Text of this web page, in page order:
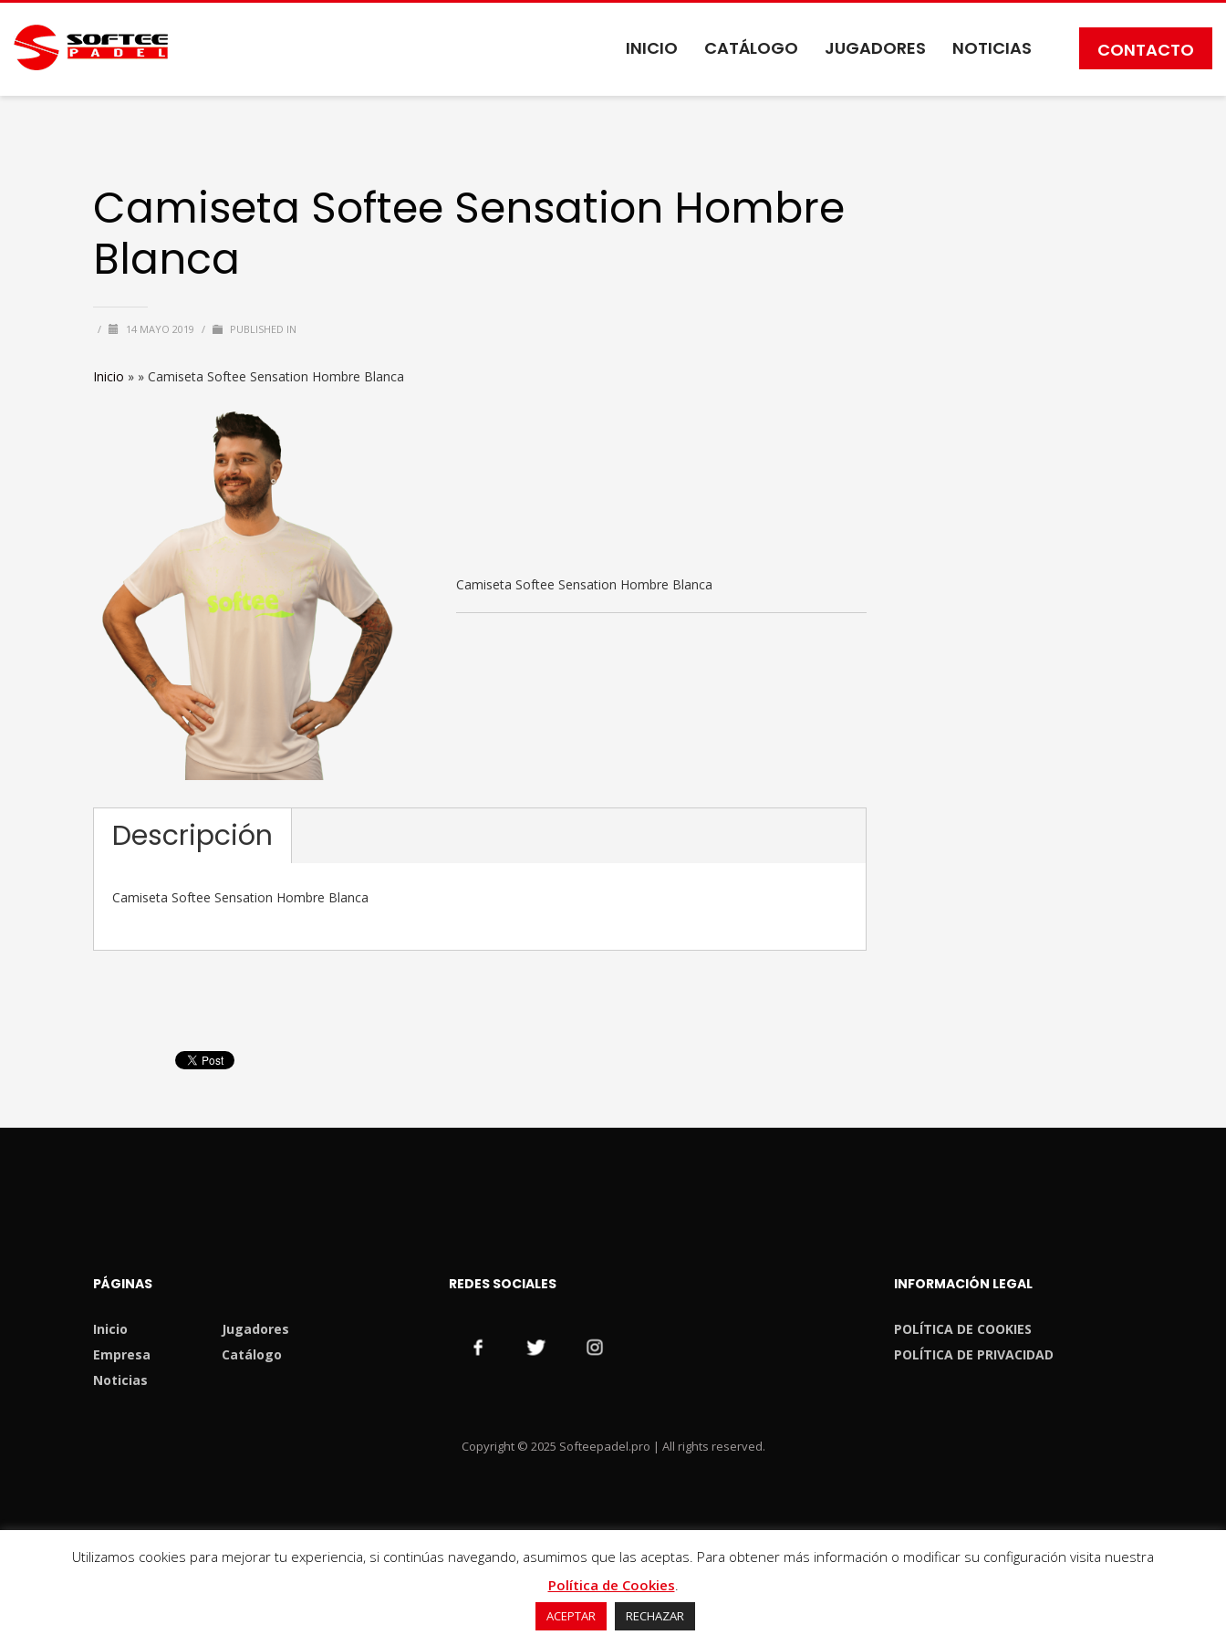
INICIO CATÁLOGO JUGADORES NOTICIAS CONTACTO
Camiseta Softee Sensation Hombre
Blanca
/ 14 MAYO 2019 / PUBLISHED IN
Inicio » » Camiseta Softee Sensation Hombre Blanca
Camiseta Softee Sensation Hombre Blanca
Descripción
Camiseta Softee Sensation Hombre Blanca
PÁGINAS
Inicio
Jugadores
Empresa
Catálogo
Noticias
REDES SOCIALES
Copyright © 2025 Softeepadel.pro | All rights reserved.
INFORMACIÓN LEGAL
POLÍTICA DE COOKIES
POLÍTICA DE PRIVACIDAD
Utilizamos cookies para mejorar tu experiencia, si continúas navegando, asumimos que las aceptas. Para obtener más información o modificar su configuración visita nuestra
Política de Cookies.
ACEPTAR RECHAZAR